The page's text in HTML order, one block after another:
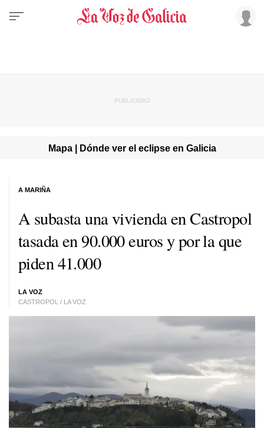
Mapa | Dónde ver el eclipse en Galicia
A subasta una vivienda en Castropol
tasada en 90.000 euros y por la que
piden 41.000
LA VOZ
CASTROPOL / LA VOZ
A MARIÑA